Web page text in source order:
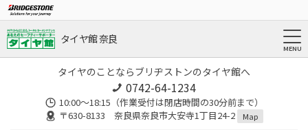
タイヤ館 奈良
タイヤのことならブリヂストンのタイヤ館へ
0742-64-1234
10:00～18:15（作業受付は閉店時間の30分前まで）
〒630-8133 奈良県奈良市大安寺1丁目24-2
Map